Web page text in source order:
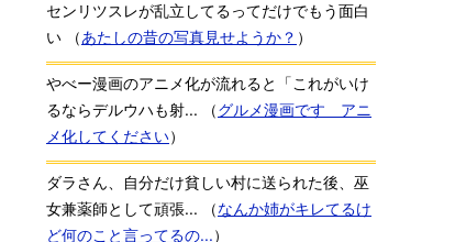
センリツスレが乱立してるってだけでもう面白
い
（あたしの昔の写真見せようか？ ）
やべー漫画のアニメ化が流れると「これがいけ
るならデルウハも射...
（グルメ漫画です アニ
メ化してください）
ダラさん、自分だけ貧しい村に送られた後、巫
女兼薬師として頑張...
（なんか姉がキレてるけ
ど何のこと言ってるの...）